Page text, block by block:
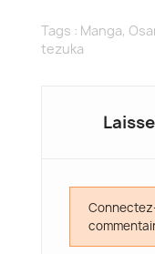
Tags : Manga,
tezuka